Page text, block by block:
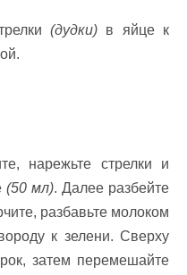
(дудки) в яйце к
нарежьте стрелки и
(50 мл). Далее разбейте
разбавьте молоком
к зелени. Сверху
затем перемешайте